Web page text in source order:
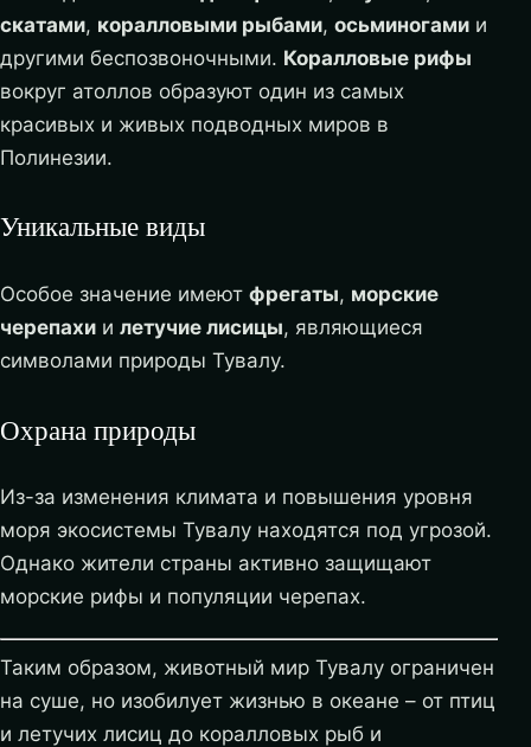
скатами, коралловыми рыбами, осьминогами и
другими беспозвоночными. Коралловые рифы
вокруг атоллов образуют один из самых
красивых и живых подводных миров в
Полинезии.
Уникальные виды
Особое значение имеют фрегаты, морские
черепахи и летучие лисицы, являющиеся
символами природы Тувалу.
Охрана природы
Из-за изменения климата и повышения уровня
моря экосистемы Тувалу находятся под угрозой.
Однако жители страны активно защищают
морские рифы и популяции черепах.
Таким образом, животный мир Тувалу ограничен
на суше, но изобилует жизнью в океане – от птиц
и летучих лисиц до коралловых рыб и